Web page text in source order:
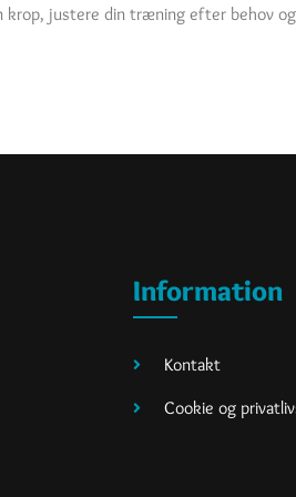
justere din træning efter behov
Information
Kontakt
Cookie og